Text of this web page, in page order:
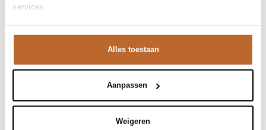
services.
Alles toestaan
Aanpassen
Weigeren